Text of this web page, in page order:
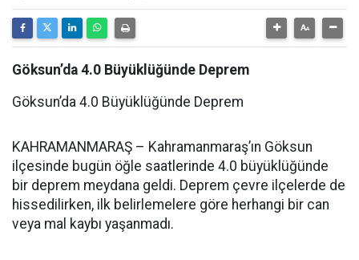
Göksun’da 4.0 Büyüklüğünde Deprem
Göksun’da 4.0 Büyüklüğünde Deprem
KAHRAMANMARAŞ – Kahramanmaraş’ın Göksun
ilçesinde bugün öğle saatlerinde 4.0 büyüklüğünde
bir deprem meydana geldi. Deprem çevre ilçelerde de
hissedilirken, ilk belirlemelere göre herhangi bir can
veya mal kaybı yaşanmadı.